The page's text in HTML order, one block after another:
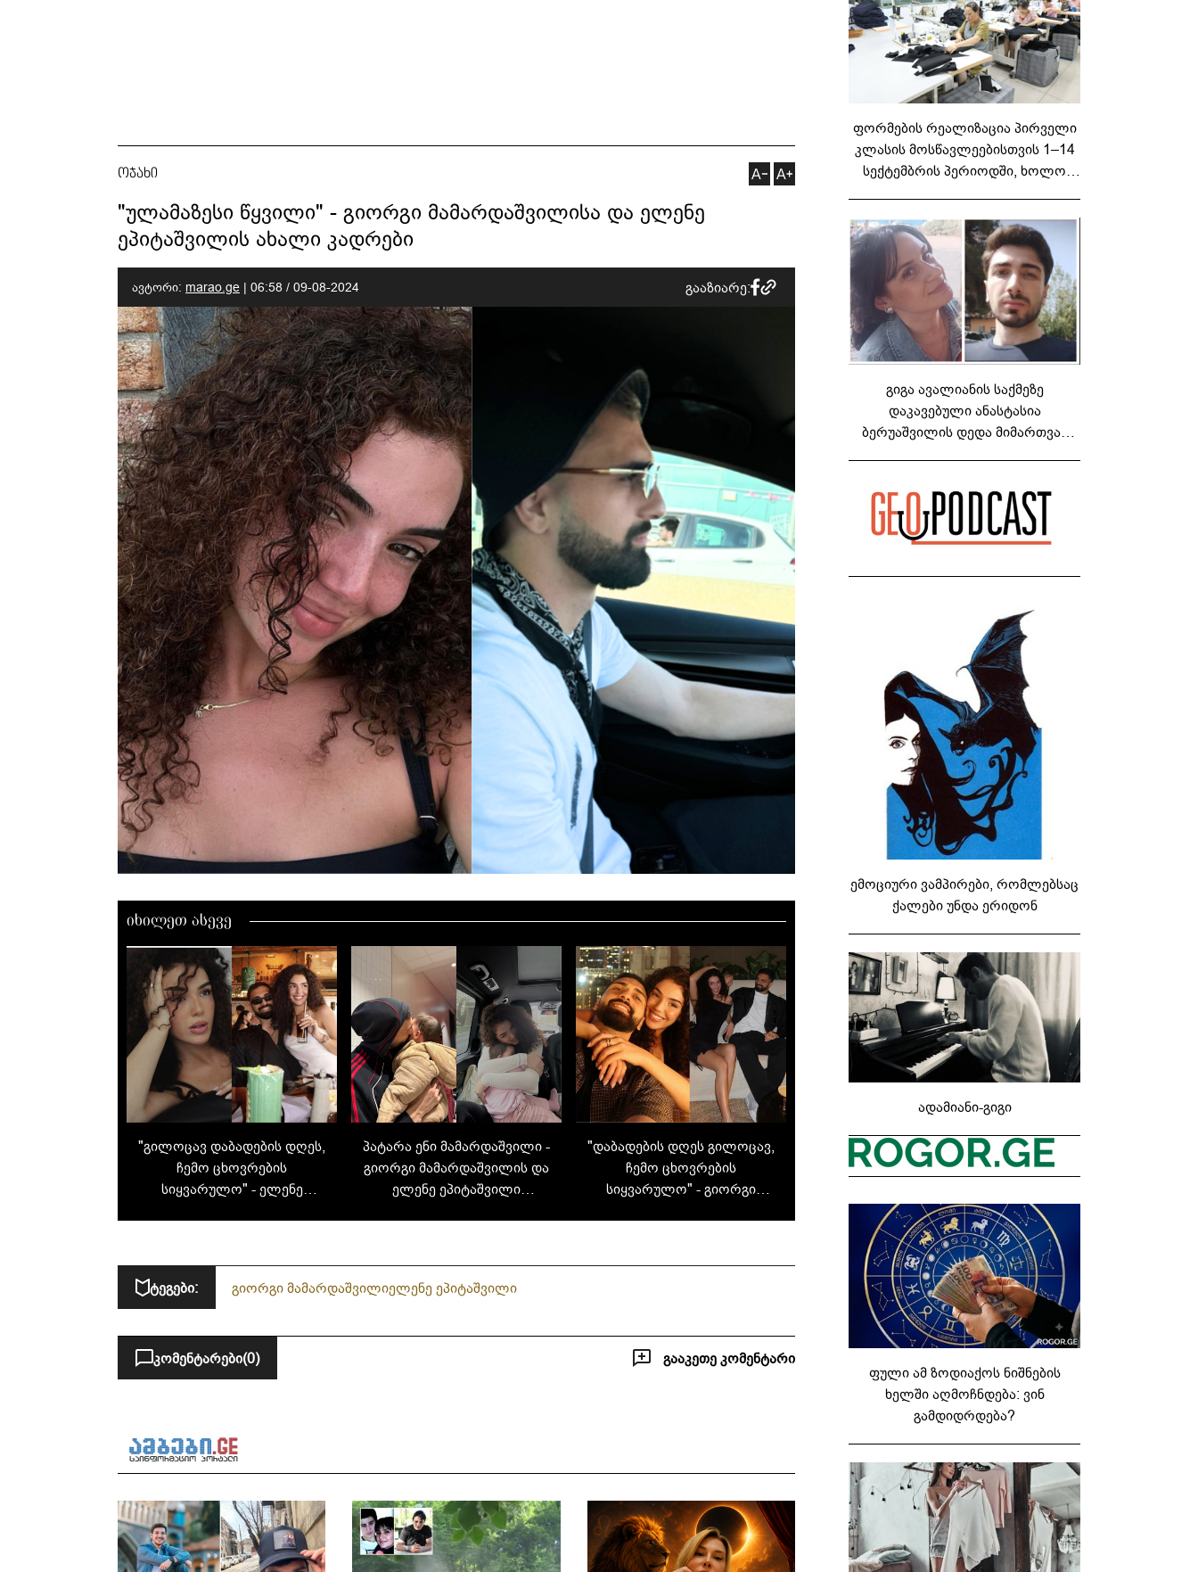
ოჯახი
"ულამაზესი წყვილი" - გიორგი მამარდაშვილისა და ელენე
ეპიტაშვილის ახალი კადრები
ავტორი: marao.ge | 06:58 / 09-08-2024 გააზიარე:
იხილეთ ასევე
"გილოცავ დაბადების დღეს,
ჩემო ცხოვრების
სიყვარულო" - ელენე
პატარა ენი მამარდაშვილი -
გიორგი მამარდაშვილის და
ელენე ეპიტაშვილი
"დაბადების დღეს გილოცავ,
ჩემო ცხოვრების
სიყვარულო" - გიორგი
ტეგები: გიორგი მამარდაშვილიელენე ეპიტაშვილი
კომენტარები(0) გააკეთე კომენტარი
ფორმების რეალიზაცია პირველი
კლასის მოსწავლეებისთვის 1–14
სექტემბრის პერიოდში, ხოლო
გიგა ავალიანის საქმეზე
დაკავებული ანასტასია
ბერუაშვილის დედა მიმართვას
თავს, მის მერე მე მე არ ვარ"
ემოციური ვამპირები, რომლებსაც
ქალები უნდა ერიდონ
ადამიანი-გიგი
ფული ამ ზოდიაქოს ნიშნების
ხელში აღმოჩნდება: ვინ
გამდიდრდება?